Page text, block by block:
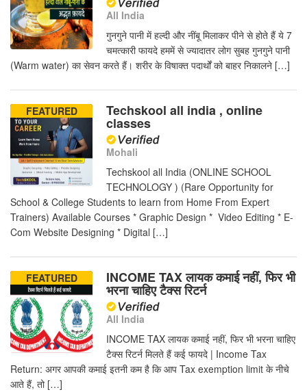
All India
गुनगुने पानी में हल्दी और नींबू मिलाकर पीने से होते हैं ये 7
चमत्कारी फायदे हममें से ज्यादातर लोग सुबह गुनगुने पानी
(Warm water) का सेवन करते हैं। शरीर के विषाक्त पदार्थों को बाहर निकालने […]
FEATURED Techskool all india , online
classes
Mohali
Techskool all India (ONLINE SCHOOL
TECHNOLOGY ) (Rare Opportunity for
School & College Students to learn from Home From Expert
Trainers) Available Courses * Graphic Design * Video Editing * E-
Com Website Designing * Digital […]
FEATURED INCOME TAX लायक कमाई नहीं, फिर भी
भरना चाहिए टैक्स रिटर्न
All India
INCOME TAX लायक कमाई नहीं, फिर भी भरना चाहिए
टैक्स रिटर्न मिलते हैं कई फायदे | Income Tax
Return: अगर आपकी कमाई इतनी कम है कि आप Tax exemption limit के नीचे
आते हैं, तो […]